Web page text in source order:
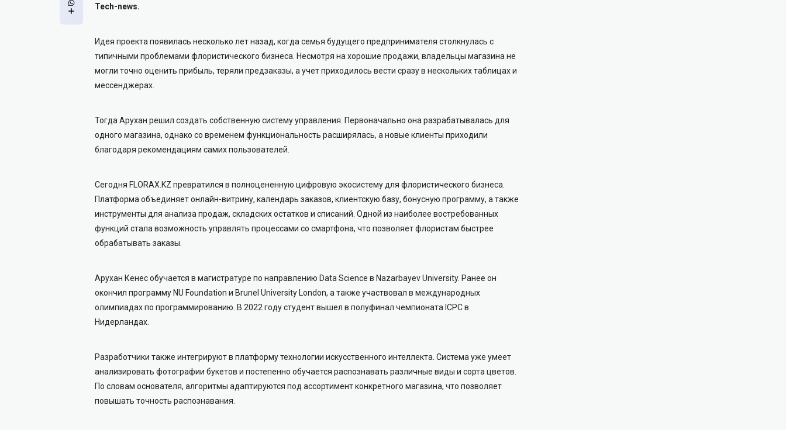
Tech-news.
Идея проекта появилась несколько лет назад, когда семья будущего предпринимателя столкнулась с
типичными проблемами флористического бизнеса. Несмотря на хорошие продажи, владельцы магазина не
могли точно оценить прибыль, теряли предзаказы, а учет приходилось вести сразу в нескольких таблицах и
мессенджерах.
Тогда Арухан решил создать собственную систему управления. Первоначально она разрабатывалась для
одного магазина, однако со временем функциональность расширялась, а новые клиенты приходили
благодаря рекомендациям самих пользователей.
Сегодня FLORAX.KZ превратился в полноцененную цифровую экосистему для флористического бизнеса.
Платформа объединяет онлайн-витрину, календарь заказов, клиентскую базу, бонусную программу, а также
инструменты для анализа продаж, складских остатков и списаний. Одной из наиболее востребованных
функций стала возможность управлять процессами со смартфона, что позволяет флористам быстрее
обрабатывать заказы.
Арухан Кенес обучается в магистратуре по направлению Data Science в Nazarbayev University. Ранее он
окончил программу NU Foundation и Brunel University London, а также участвовал в международных
олимпиадах по программированию. В 2022 году студент вышел в полуфинал чемпионата ICPC в
Нидерландах.
Разработчики также интегрируют в платформу технологии искусственного интеллекта. Система уже умеет
анализировать фотографии букетов и постепенно обучается распознавать различные виды и сорта цветов.
По словам основателя, алгоритмы адаптируются под ассортимент конкретного магазина, что позволяет
повышать точность распознавания.